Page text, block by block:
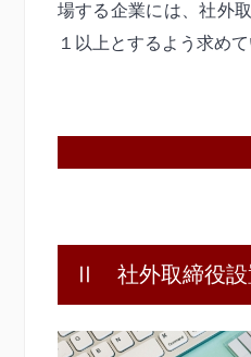
場する企業には、社外
１以上とするよう求めて
Ⅱ 社外取締役設